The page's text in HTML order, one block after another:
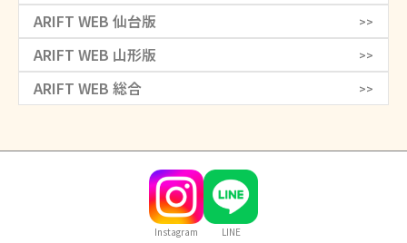
ARIFT WEB 仙台版 >>
ARIFT WEB 山形版 >>
ARIFT WEB 総合 >>
Instagram LINE